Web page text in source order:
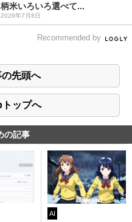
柄米いろいろ選べて...
2026年7月8日
Recommended by
先頭へ
ップへ
の記事
AI